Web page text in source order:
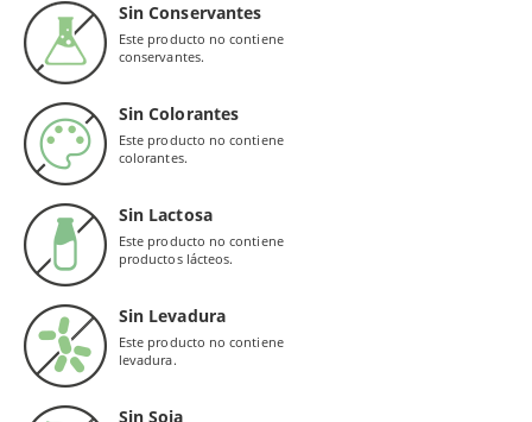
Sin Conservantes
Este producto no contiene
conservantes.
Sin Colorantes
Este producto no contiene
colorantes.
Sin Lactosa
Este producto no contiene
productos lácteos.
Sin Levadura
Este producto no contiene
levadura.
Sin Soja